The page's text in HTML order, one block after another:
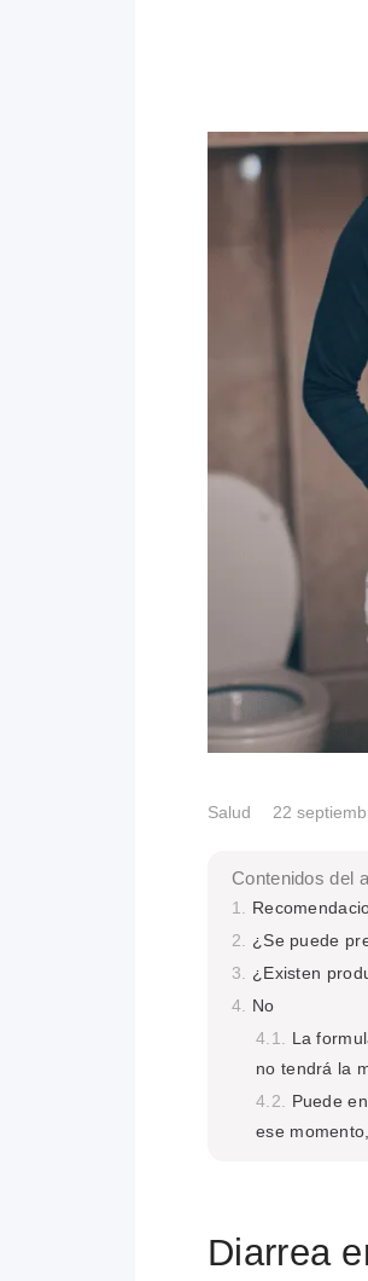
Salud 22
Contenidos del
¿Se puede
¿Existen
No
La
no tendrá la
Puede
ese
Diarrea